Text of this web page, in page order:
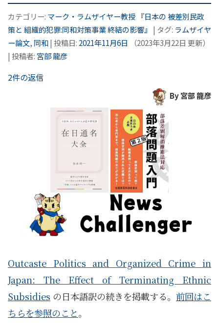
カテゴリー: マーク・ラムザイヤー教授 『日本の 被差別民政
策と 組織的犯罪:同和対策事業 終結の影響』 | タグ: ラムザイヤ
ー論文, 同和| 投稿日: 2021年11月6日 （2023年3月22日 更新）
| 投稿者: 宮部 龍彦
2件の返信
By 宮部 龍彦
Outcaste Politics and Organized Crime in
Japan: The Effect of Terminating Ethnic
Subsidies の日本語訳の続きを掲載する。 前回はこ
ちらを参照のこと。